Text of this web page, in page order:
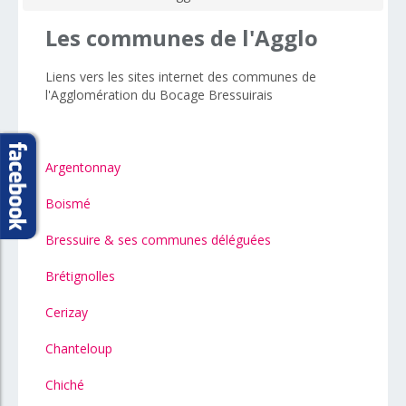
Les communes de l'Agglo
Liens vers les sites internet des communes de
l'Agglomération du Bocage Bressuirais
Argentonnay
Boismé
Bressuire & ses communes déléguées
Brétignolles
Cerizay
Chanteloup
Chiché